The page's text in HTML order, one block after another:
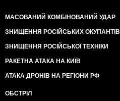
МАСОВАНИЙ КОМБІНОВАНИЙ УДАР
ЗНИЩЕННЯ РОСІЙСЬКИХ ОКУПАНТІВ
ЗНИЩЕННЯ РОСІЙСЬКОЇ ТЕХНІКИ
РАКЕТНА АТАКА НА КИЇВ
АТАКА ДРОНІВ НА РЕГІОНИ РФ
ОБСТРІЛ